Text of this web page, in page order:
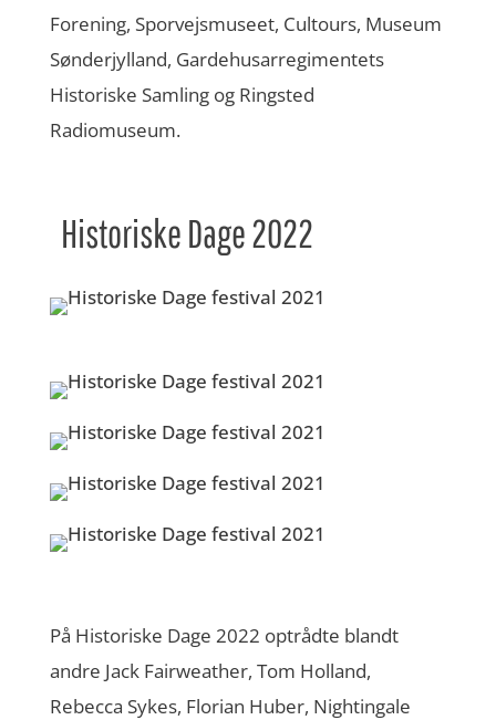
Forening, Sporvejsmuseet, Cultours, Museum
Sønderjylland, Gardehusarregimentets
Historiske Samling og Ringsted
Radiomuseum.
Historiske Dage 2022
På Historiske Dage 2022 optrådte blandt
andre Jack Fairweather, Tom Holland,
Rebecca Sykes, Florian Huber, Nightingale